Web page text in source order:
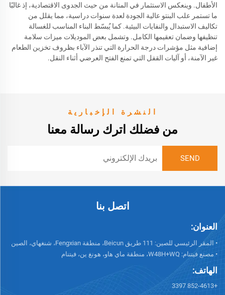
الأطفال. وينعكس الاستثمار في المتانة من حيث الجدوى الاقتصادية، إذ غالبًا
ما تستمر علب البنتو عالية الجودة لعدة سنوات دراسية، مما يقلل من
تكاليف الاستبدال والنفايات البيئية. كما يُبسّط البناء المناسب للغسالة
تنظيفها وضمان تعقيمها الكامل. وتشمل بعض الموديلات ميزات سلامة
إضافية مثل مؤشرات درجة الحرارة التي تنذر الآباء بظروف تخزين الطعام
غير الآمنة، أو آليات القفل التي تمنع الفتح العرضي أثناء النقل.
النشرة الإخبارية
من فضلك اترك رسالة معنا
اتصل بنا
العنوان:
• المقر الرئيسي للصين: 111 طريق Beicun، منطقة Fengxian، شنغهاي، الصين
• مصنع فيتنام: W48H+WQ، منطقة ماي هاو، هونغ ين، فيتنام
الهاتف:
+852-4613 3397